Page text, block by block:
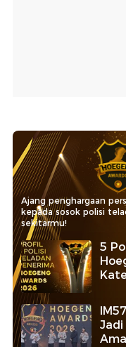
Ajang penghargaan
kepada sosok polisi
sekitarmu!
5
Jadi